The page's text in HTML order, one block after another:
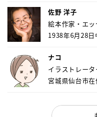
佐野 洋子
絵本作家・エッ
1938年6月28
ナコ
イラストレータ
宮城県仙台市